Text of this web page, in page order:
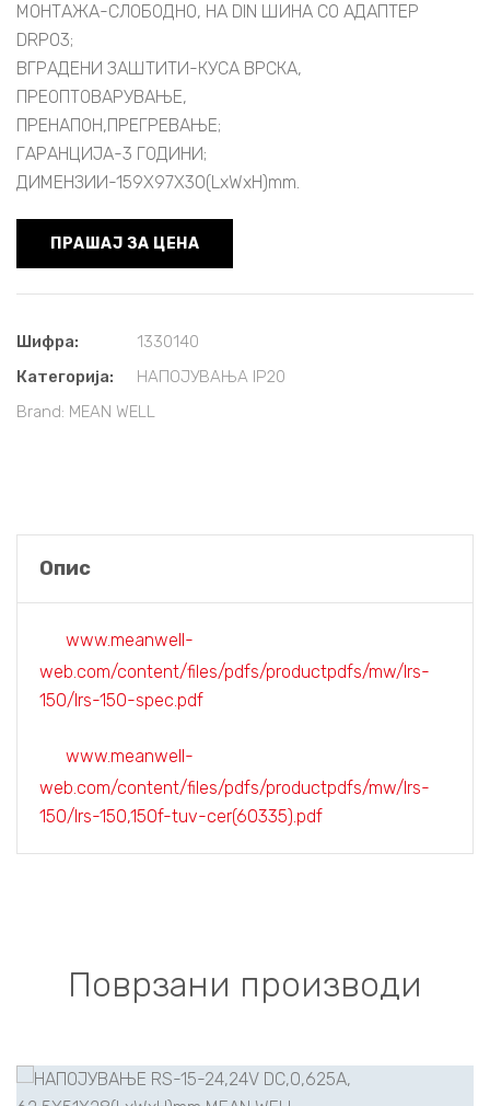
МОНТАЖА-СЛОБОДНО, НА DIN ШИНА СО АДАПТЕР
DRP03;
ВГРАДЕНИ ЗАШТИТИ-КУСА ВРСКА,
ПРЕОПТОВАРУВАЊЕ,
ПРЕНАПОН,ПРЕГРЕВАЊЕ;
ГАРАНЦИЈА-3 ГОДИНИ;
ДИМЕНЗИИ-159X97X30(LxWxH)mm.
ПРАШАЈ ЗА ЦЕНА
Шифра:
1330140
Категорија:
НАПОЈУВАЊА IP20
Brand: MEAN WELL
Опис
www.meanwell-
web.com/content/files/pdfs/productpdfs/mw/lrs-
150/lrs-150-spec.pdf
www.meanwell-
web.com/content/files/pdfs/productpdfs/mw/lrs-
150/lrs-150,150f-tuv-cer(60335).pdf
Поврзани производи